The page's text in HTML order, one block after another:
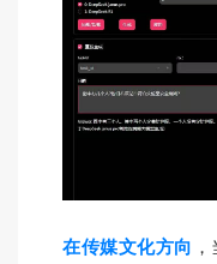
在传媒文化方向